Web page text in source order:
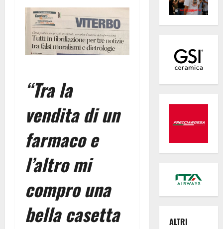
“Tra la
vendita di un
farmaco e
l’altro mi
compro una
bella casetta
ALTRI